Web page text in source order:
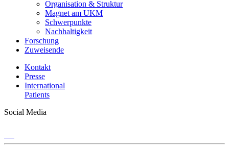
Organisation & Struktur
Magnet am UKM
Schwerpunkte
Nachhaltigkeit
Forschung
Zuweisende
Kontakt
Presse
International
Patients
Social Media